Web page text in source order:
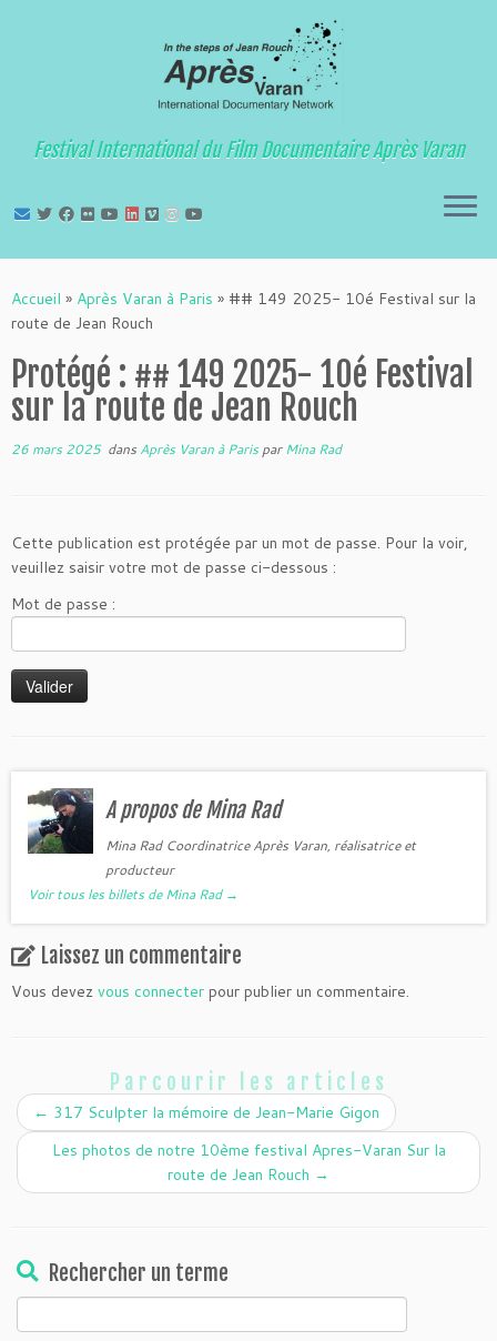
au
contenu
Festival International du Film Documentaire Après Varan
Accueil » Après Varan à Paris » ## 149 2025- 10é Festival sur la
route de Jean Rouch
Protégé : ## 149 2025- 10é Festival
sur la route de Jean Rouch
26 mars 2025dans Après Varan à ParisparMina Rad
Cette publication est protégée par un mot de passe. Pour la voir,
veuillez saisir votre mot de passe ci-dessous :
Mot de passe :
A propos de Mina Rad
Mina Rad Coordinatrice Après Varan, réalisatrice et
producteur
Voir tous les billets de Mina Rad →
Laissez un commentaire
Vous devez vous connecter pour publier un commentaire.
Parcourir les articles
← 317 Sculpter la mémoire de Jean-Marie Gigon
Les photos de notre 10ème festival Apres-Varan Sur la
route de Jean Rouch →
Rechercher un terme